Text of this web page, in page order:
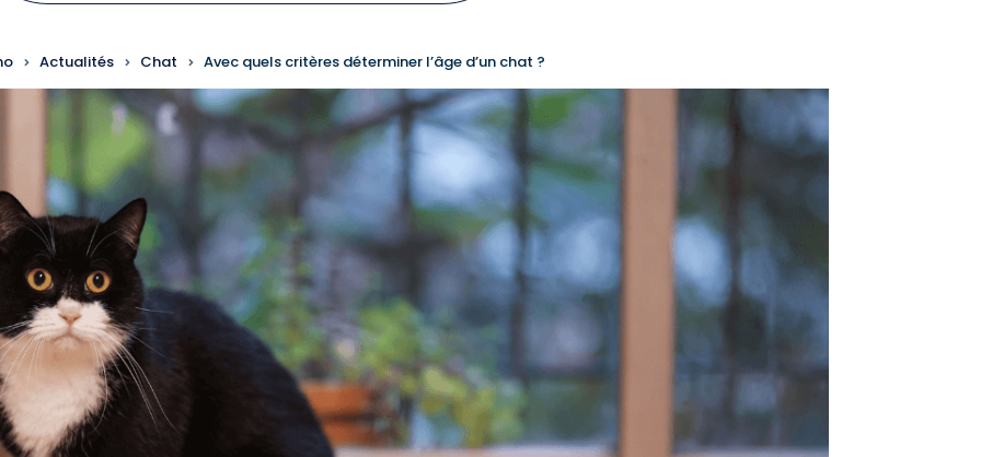
FIL D'ARIANE
Actualités Chat Avec quels critères déterminer l’âge d’un chat ?